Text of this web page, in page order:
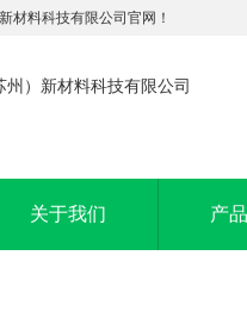
材料科技有限公司官网！
关于我们 产